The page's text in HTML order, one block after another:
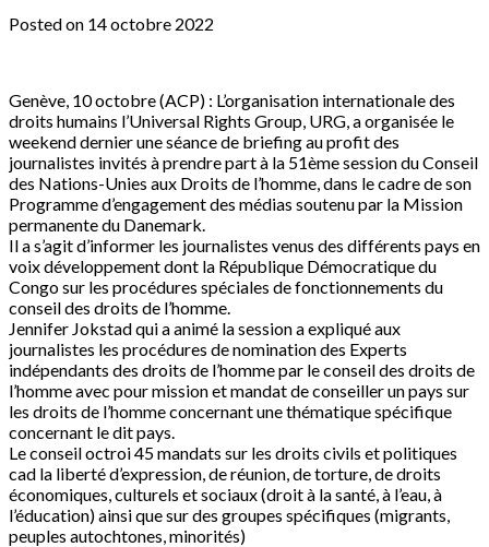
Posted on 14 octobre 2022
Genève, 10 octobre (ACP) : L’organisation internationale des
droits humains l’Universal Rights Group, URG, a organisée le
weekend dernier une séance de briefing au profit des
journalistes invités à prendre part à la 51ème session du Conseil
des Nations-Unies aux Droits de l’homme, dans le cadre de son
Programme d’engagement des médias soutenu par la Mission
permanente du Danemark.
Il a s’agit d’informer les journalistes venus des différents pays en
voix développement dont la République Démocratique du
Congo sur les procédures spéciales de fonctionnements du
conseil des droits de l’homme.
Jennifer Jokstad qui a animé la session a expliqué aux
journalistes les procédures de nomination des Experts
indépendants des droits de l’homme par le conseil des droits de
l’homme avec pour mission et mandat de conseiller un pays sur
les droits de l’homme concernant une thématique spécifique
concernant le dit pays.
Le conseil octroi 45 mandats sur les droits civils et politiques
cad la liberté d’expression, de réunion, de torture, de droits
économiques, culturels et sociaux (droit à la santé, à l’eau, à
l’éducation) ainsi que sur des groupes spécifiques (migrants,
peuples autochtones, minorités)